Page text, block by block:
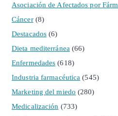
Asociación de Afectados por
Cáncer(8)
Destacados (6)
Dieta mediterránea (66)
Enfermedades (618)
Industria farmacéutica (545)
Marketing del miedo (280)
Medicalización (733)